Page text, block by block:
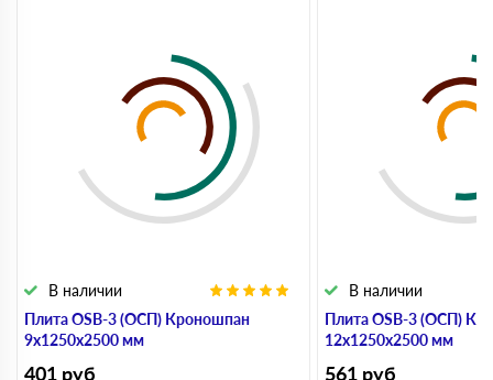
Плита OSB-3 (ОСП) Кроношпан
9х1250х2500 мм
В наличии
401 руб
Плита OSB-3 (ОСП)
12х1250х2500 мм
В наличии
561 руб